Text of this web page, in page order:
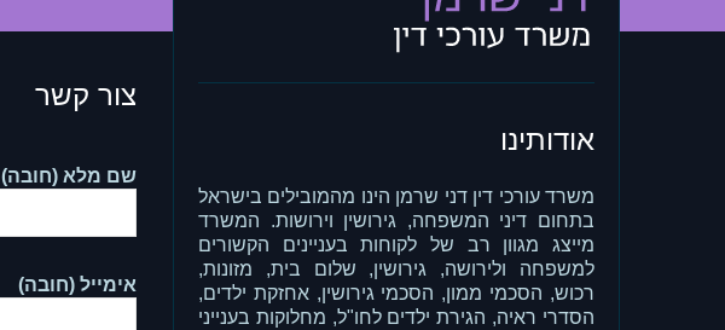
אודותינו
משרד עורכי דין דני שרמן הינו מהמובילים בישראל
בתחום דיני המשפחה, גירושין וירושות. המשרד
מייצג מגוון רב של לקוחות בעניינים הקשורים
למשפחה ולירושה, גירושין, שלום בית, מזונות,
רכוש, הסכמי ממון, הסכמי גירושין, אחזקת ילדים,
הסדרי ראיה, הגירת ילדים לחו"ל, מחלוקות בענייני
צור קשר
שם מלא (חובה)
אימייל (חובה)